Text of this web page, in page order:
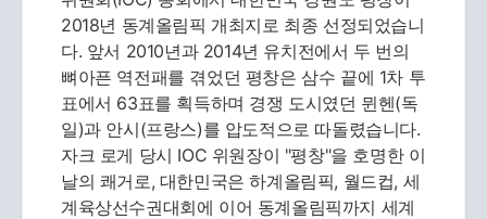
2018년 동계올림픽 개최지로 최종 선정되었습니
다. 앞서 2010년과 2014년 유치전에서 두 번의
뼈아픈 역전패를 겪었던 평창은 삼수 끝에 1차 투
표에서 63표를 획득하며 경쟁 도시였던 뮌헨(독
일)과 안시(프랑스)를 압도적으로 따돌렸습니다.
자크 로게 당시 IOC 위원장이 "평창"을 호명한 이
날의 쾌거로, 대한민국은 하계올림픽, 월드컵, 세
계육상선수권대회에 이어 동계올림픽까지 세계